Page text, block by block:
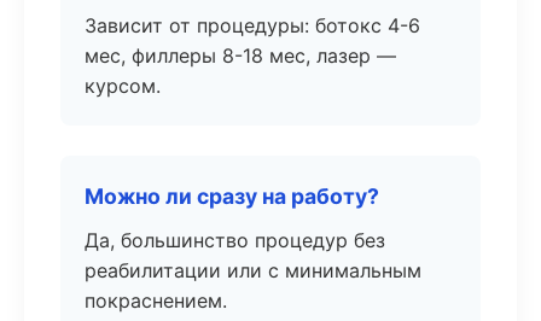
Зависит от процедуры: ботокс 4-6
мес, филлеры 8-18 мес, лазер —
курсом.
Можно ли сразу на работу?
Да, большинство процедур без
реабилитации или с минимальным
покраснением.